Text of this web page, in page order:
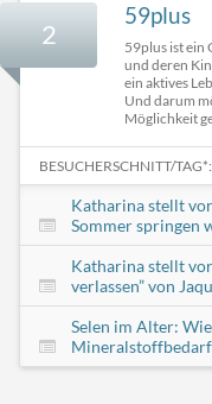
2
59plus
59plus ist ein
und deren
ein aktives
Und darum
Möglichkeit
BESUCHERSCHNITT/TAG*:
Katharina stellt
Sommer springen
Katharina stellt
verlassen” von
Selen im Alter:
Mineralstoffbedarf